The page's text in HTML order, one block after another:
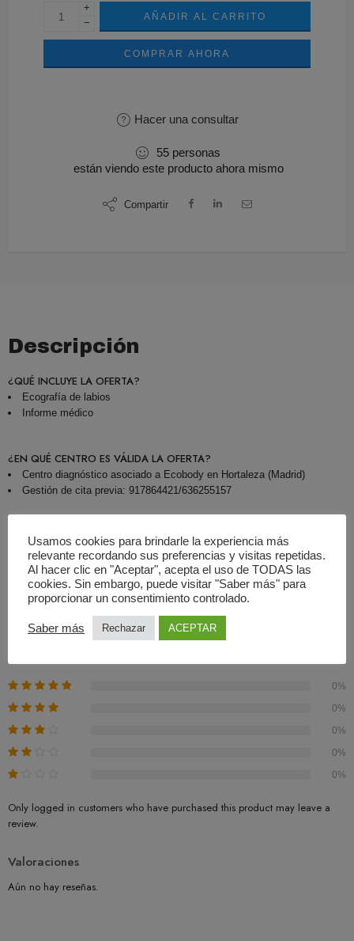
+
−
AÑADIR AL CARRITO
COMPRAR AHORA
Hacer una consultar
55 personas
están viendo este producto ahora mismo
Compartir
Descripción
¿QUÉ INCLUYE LA OFERTA?
Ecografía de labios
Informe médico
¿EN QUÉ CENTRO ES VÁLIDA LA OFERTA?
Centro diagnóstico asociado a Ecobody en Hortaleza (Madrid)
Gestión de cita previa: 917864421/636255157
Valoraciones (0)
Basado En 0 Valoraciones
0%
0%
0%
0%
0%
Only logged in customers who have purchased this product may leave a
review.
Valoraciones
Aún no hay reseñas.
Usamos cookies para brindarle la experiencia más
relevante recordando sus preferencias y visitas repetidas.
Al hacer clic en "Aceptar", acepta el uso de TODAS las
cookies. Sin embargo, puede visitar "Saber más" para
proporcionar un consentimiento controlado.
Saber más Rechazar ACEPTAR